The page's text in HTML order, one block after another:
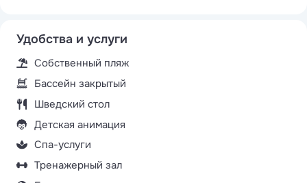
Удобства и услуги
Собственный пляж
Бассейн закрытый
Шведский стол
Детская анимация
Спа-услуги
Тренажерный зал